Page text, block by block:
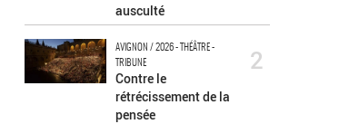
ausculté
AVIGNON / 2026 - THÉÂTRE -
TRIBUNE
Contre le
rétrécissement de la
pensée
2